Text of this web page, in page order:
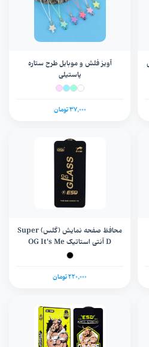
آویز فلش و موبایل طرح ستاره
پاستیلی
37,000 تومان
محافظ صفحه نمایش (گلس) Super
D آنتی استاتیک OG It's Me
سامسونگ Galaxy A54 / S20 FE /
220,000 تومان